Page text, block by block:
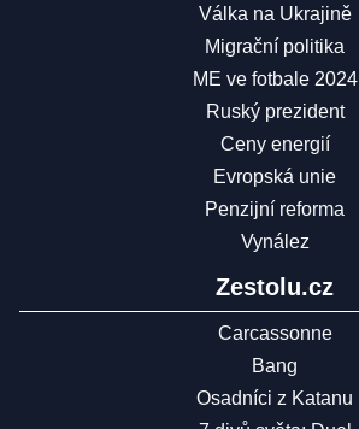
Válka na Ukrajině
Migrační politika
ME ve fotbale 2024
Ruský prezident
Ceny energií
Evropská unie
Penzijní reforma
Vynález
Zestolu.cz
Carcassonne
Bang
Osadníci z Katanu